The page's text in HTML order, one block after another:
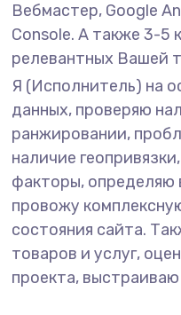
Вебмастер, Google
Console. А также 3-5
релевантных Вашей
Я (Исполнитель) на
данных, проверяю
ранжировании,
наличие
факторы, определяю
провожу
состояния сайта.
товаров и услуг,
проекта,